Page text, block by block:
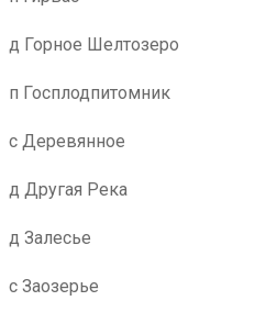
д Горное Шелтозеро
п Госплодпитомник
с Деревянное
д Другая Река
д Залесье
с Заозерье